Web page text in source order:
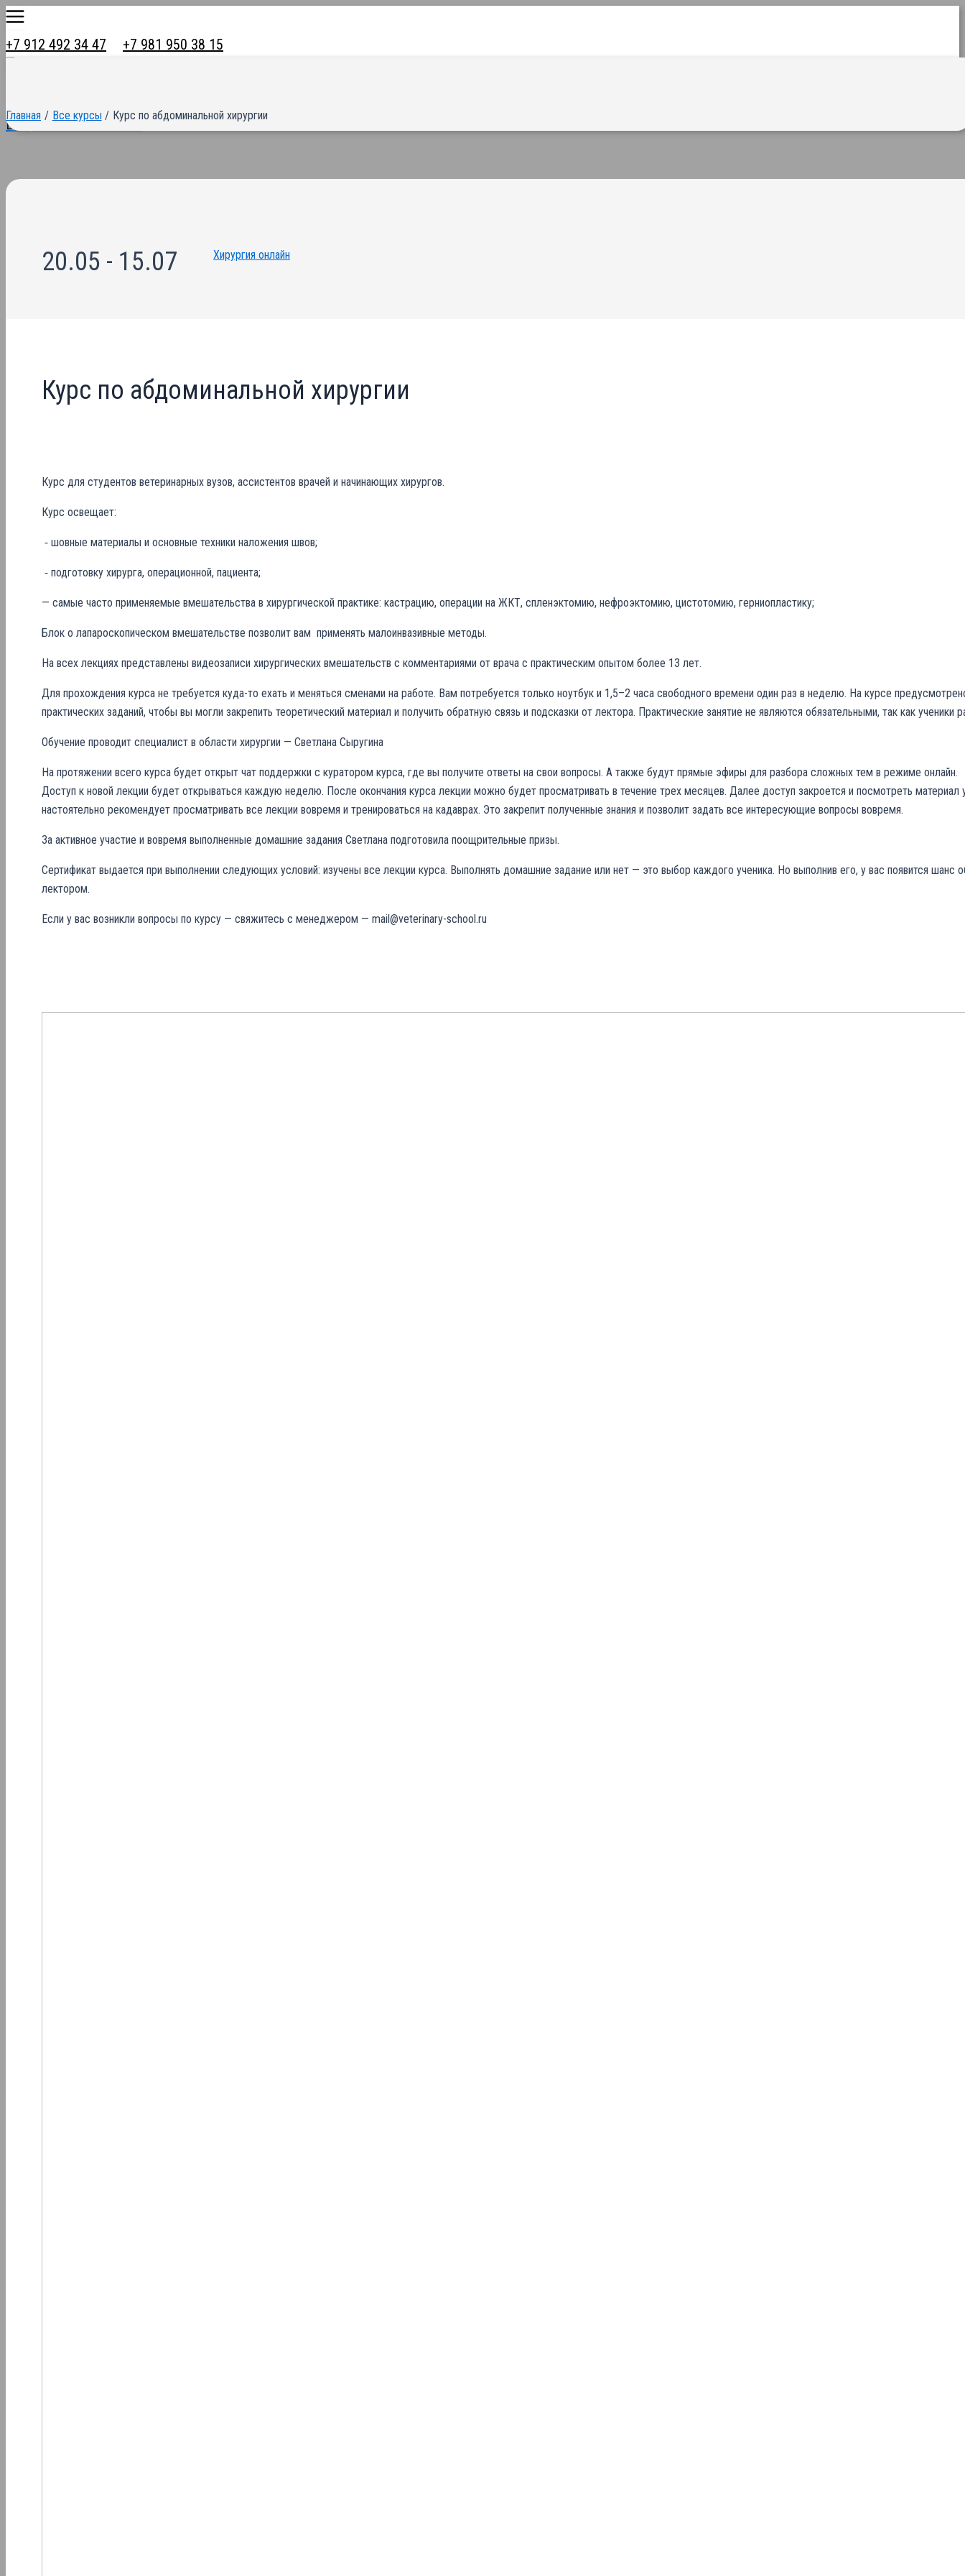
Перейти
содержимому
Main
Menu
+7 912 492 34 47 +7 981 950 38 15
Вход в личный кабинет
Главная Все курсы Курс по абдоминальной хирургии
20.05 - 15.07 Хирургия онлайн
Курс по абдоминальной хирургии
Курс для студентов ветеринарных вузов, ассистентов врачей и начинающих хирургов.
Курс освещает:
⁃ шовные материалы и основные техники наложения швов;
⁃ подготовку хирурга, операционной, пациента;
— самые часто применяемые вмешательства в хирургической практике: кастрацию, операции на ЖКТ, спленэктомию, нефроэктомию, цистотомию, герниопластику;
Блок о лапароскопическом вмешательстве позволит вам применять малоинвазивные методы.
На всех лекциях представлены видеозаписи хирургических вмешательств с комментариями от врача с практическим опытом более 13 лет.
Для прохождения курса не требуется куда-то ехать и меняться сменами на работе. Вам потребуется только ноутбук и 1,5–2 часа свободного времени один раз в неделю. На курсе
практических заданий, чтобы вы могли закрепить теоретический материал и получить обратную связь и подсказки от лектора. Практические занятие не являются обязательными, так как
Обучение проводит специалист в области хирургии — Светлана Сыругина
На протяжении всего курса будет открыт чат поддержки с куратором курса, где вы получите ответы на свои вопросы. А также будут прямые эфиры для разбора сложных тем в режиме онлайн.
Доступ к новой лекции будет открываться каждую неделю. После окончания курса лекции можно будет просматривать в течение трех месяцев. Далее доступ закроется и посмотреть материал
настоятельно рекомендует просматривать все лекции вовремя и тренироваться на кадаврах. Это закрепит полученные знания и позволит задать все интересующие вопросы вовремя.
За активное участие и вовремя выполненные домашние задания Светлана подготовила поощрительные призы.
Сертификат выдается при выполнении следующих условий: изучены все лекции курса. Выполнять домашние задание или нет — это выбор каждого ученика. Но выполнив его, у вас появится
лектором.
Если у вас возникли вопросы по курсу — свяжитесь с менеджером — mail@veterinary-school.ru